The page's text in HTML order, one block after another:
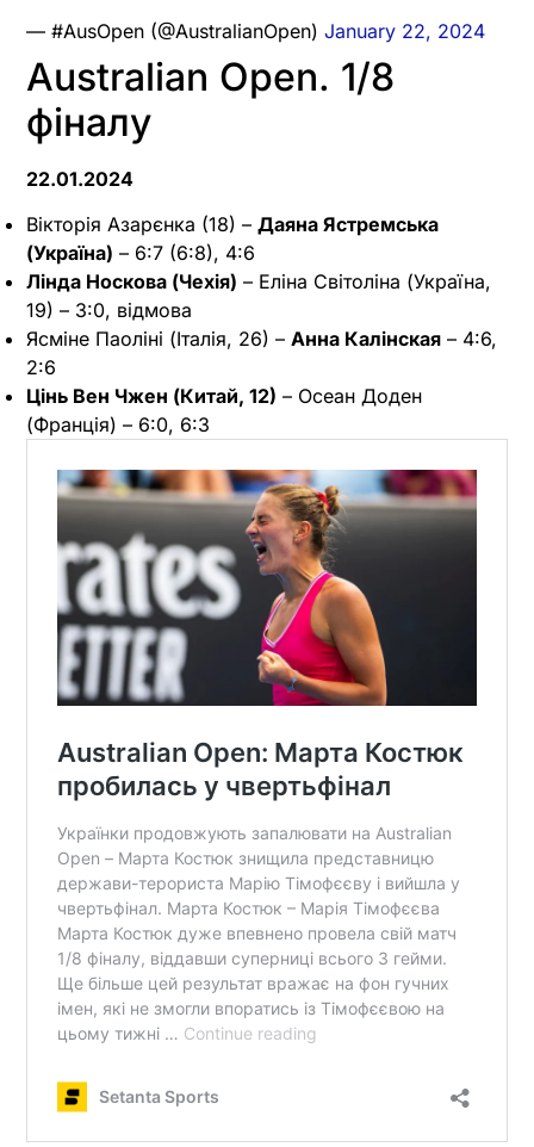
— #AusOpen (@AustralianOpen) January 22, 2024
Australian Open. 1/8
фіналу
22.01.2024
Вікторія Азарєнка (18) – Даяна Ястремська
(Україна) – 6:7 (6:8), 4:6
Лінда Носкова (Чехія) – Еліна Світоліна (Україна,
19) – 3:0, відмова
Ясміне Паоліні (Італія, 26) – Анна Калінская – 4:6,
2:6
Цінь Вен Чжен (Китай, 12) – Осеан Доден
(Франція) – 6:0, 6:3